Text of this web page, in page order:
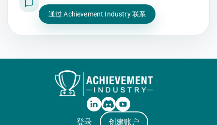
通过 Achievement Industry 联系
登录 创建账户